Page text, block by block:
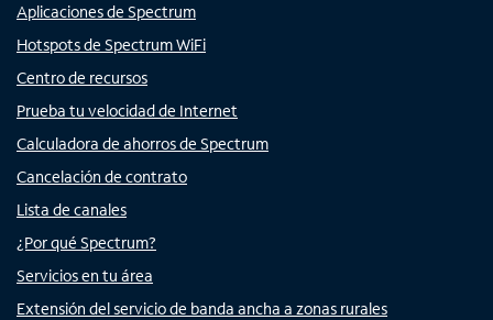
Aplicaciones de Spectrum
Hotspots de Spectrum WiFi
Centro de recursos
Prueba tu velocidad de Internet
Calculadora de ahorros de Spectrum
Cancelación de contrato
Lista de canales
¿Por qué Spectrum?
Servicios en tu área
Extensión del servicio de banda ancha a zonas rurales